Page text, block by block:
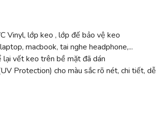
Vinyl, lớp keo , lớp đế bảo vệ keo
macbook, tai nghe headphone,...
lại vết keo trên bề mặt đã dán
Protection) cho màu sắc rõ nét, chi tiết, dễ